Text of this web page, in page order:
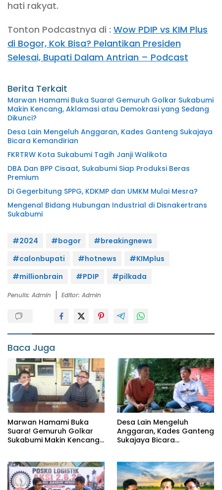
hati rakyat.
Tonton Podcastnya di : Wow PDIP vs KIM Plus
di Bogor, Kok Bisa? Pelantikan Presiden
Selesai, Bupati Dalam Antrian – Podcast
Berita Terkait
Marwan Hamami Buka Suara! Gemuruh Golkar Sukabumi
Makin Kencang, Aklamasi atau Demokrasi yang Sedang
Dikunci?
Desa Lain Mengeluh Anggaran, Kades Ganteng Sukajaya
Bicara Kemandirian
FKRTRW Kota Sukabumi Tagih Janji Walikota
DBA Dan BPP Cisaat, Sukabumi Siap Produksi Beras
Premium
Di Gegerbitung SPPG, KDKMP dan UMKM Mulai Mesra?
Mengenal Bidang Hubungan Industrial di Disnakertrans
Sukabumi
#2024 #bogor
#breakingnews
#calonbupati
#hotnews
#KIMplus
#millionbrain
#PDIP #pilkada
Penulis: Admin Editor: Admin
Baca Juga
Marwan Hamami Buka
Suara! Gemuruh Golkar
Sukabumi Makin Kencang,
Desa Lain Mengeluh
Anggaran, Kades Ganteng
Sukajaya Bicara